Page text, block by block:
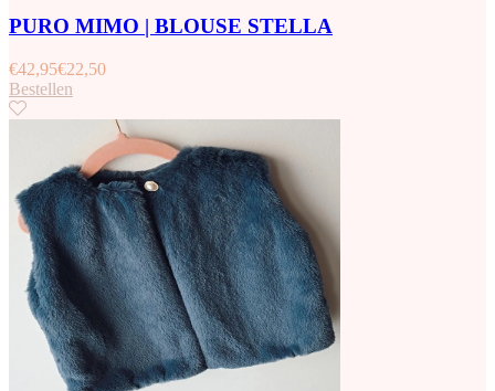
PURO MIMO | BLOUSE STELLA
€42,95€22,50
Bestellen